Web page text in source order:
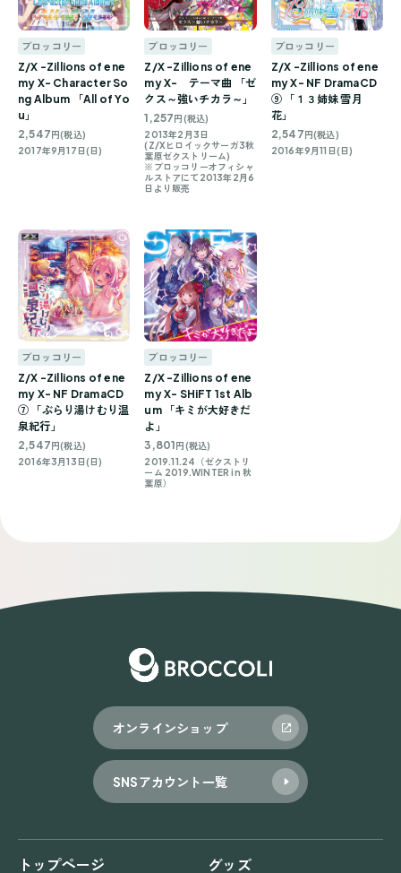
ブロッコリー
Z/X -Zillions of ene
my X- Character So
ng Album 「All of Yo
u」
2,547円(税込)
2017年9月17日(日)
ブロッコリー
Z/X -Zillions of ene
my X- テーマ曲 「ゼ
クス～強いチカラ～」
1,257円(税込)
2013年2月3日
(Z/Xヒロイックサーガ3秋
葉原ゼクストリーム)
※ブロッコリーオフィシャ
ルストアにて2013年2月6
日より販売
ブロッコリー
Z/X -Zillions of ene
my X- NF DramaCD
⑨ 「１３姉妹 雪月
花」
2,547円(税込)
2016年9月11日(日)
ブロッコリー
Z/X -Zillions of ene
my X- NF DramaCD
⑦ 「ぶらり湯けむり温
泉紀行」
2,547円(税込)
2016年3月13日(日)
ブロッコリー
Z/X -Zillions of ene
my X- SHiFT 1st Alb
um 「キミが大好きだ
よ」
3,801円(税込)
2019.11.24（ゼクストリ
ーム 2019.WINTER in 秋
葉原）
オンラインショップ
SNSアカウント一覧
トップページ グッズ